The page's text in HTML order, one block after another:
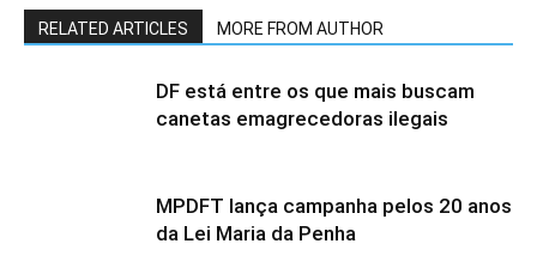
RELATED ARTICLES MORE FROM AUTHOR
DF está entre os que mais buscam
canetas emagrecedoras ilegais
MPDFT lança campanha pelos 20 anos
da Lei Maria da Penha